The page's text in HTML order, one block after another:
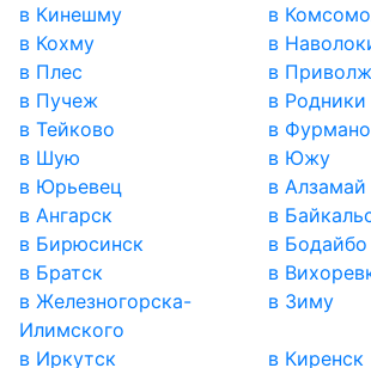
в Кинешму
в
в Кохму
в
в Плес
в
в Пучеж
в Родники
в Тейково
в
в Шую
в Южу
в Юрьевец
в Алзамай
в Ангарск
в
в Бирюсинск
в Бодайбо
в Братск
в
в Железногорска-
Илимского
в Зиму
в Иркутск
в Киренск